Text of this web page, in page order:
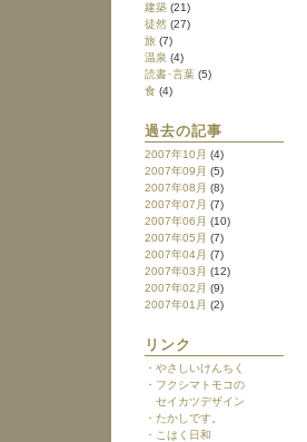
建築 (21)
徒然 (27)
旅 (7)
温泉 (4)
読書･言葉 (5)
食 (4)
過去の記事
2007年10月 (4)
2007年09月 (5)
2007年08月 (8)
2007年07月 (7)
2007年06月 (10)
2007年05月 (7)
2007年04月 (7)
2007年03月 (12)
2007年02月 (9)
2007年01月 (2)
リンク
・やさしいけんちく
・フクシマトモコの
セイカツデザイン
・たかしです。
・こはく日和